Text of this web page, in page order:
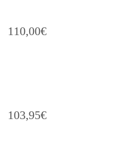
110,00€
103,95€